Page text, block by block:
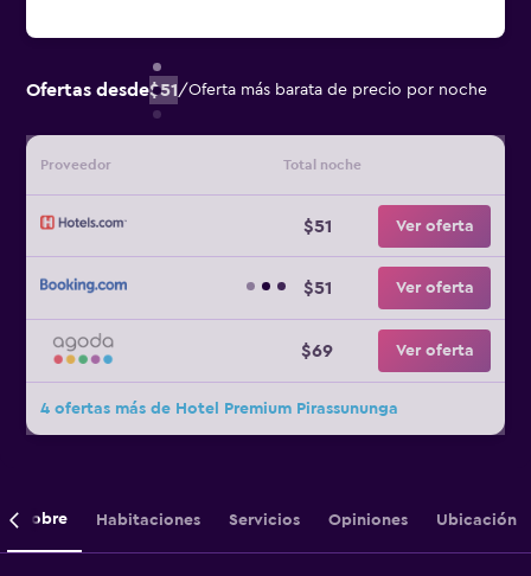
Ofertas desde$51/Oferta más barata de precio por noche
Proveedor Total noche
$51 Ver oferta
$51 Ver oferta
$69 Ver oferta
4 ofertas más de Hotel Premium Pirassununga
Sobre Habitaciones Servicios Opiniones Ubicación